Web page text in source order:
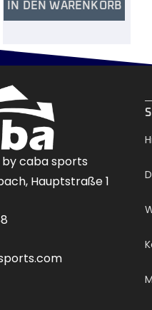
IN DEN WARENKORB
caba sports
Hauptstraße 1